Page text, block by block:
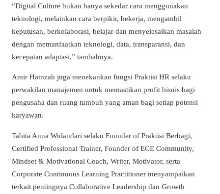
“Digital Culture bukan hanya sekedar cara menggunakan
teknologi, melainkan cara berpikir, bekerja, mengambil
keputusan, berkolaborasi, belajar dan menyelesaikan masalah
dengan memanfaatkan teknologi, data, transparansi, dan
kecepatan adaptasi,” tambahnya.
Amir Hamzah juga menekankan fungsi Praktisi HR selaku
perwakilan manajemen untuk memastikan profit bisnis bagi
pengusaha dan ruang tumbuh yang aman bagi setiap potensi
karyawan.
Tabita Anna Wulandari selaku Founder of Praktisi Berbagi,
Certified Professional Trainer, Founder of ECE Community,
Mindset & Motivational Coach, Writer, Motivator, serta
Corporate Continuous Learning Practitioner menyampaikan
terkait pentingnya Collaborative Leadership dan Growth